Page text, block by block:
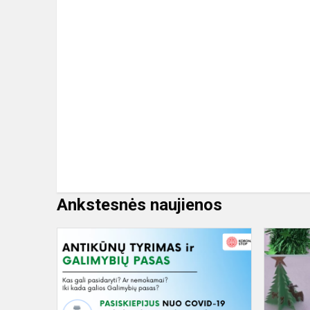
Ankstesnės naujienos
Galimybių
paso
infografikai